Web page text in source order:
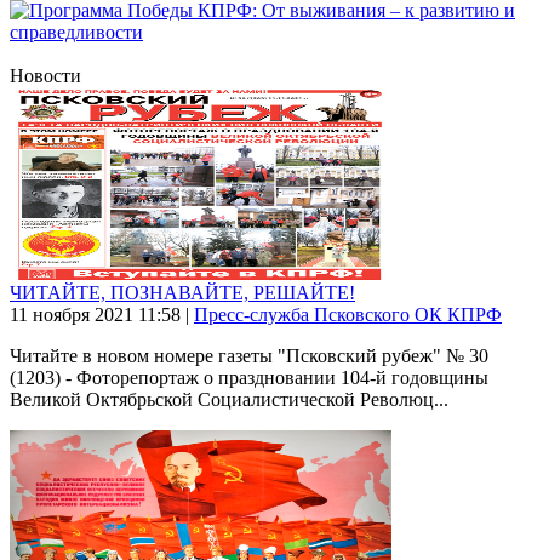
Новости
ЧИТАЙТЕ, ПОЗНАВАЙТЕ, РЕШАЙТЕ!
11 ноября 2021 11:58 | Пресс-служба Псковского ОК КПРФ
Читайте в новом номере газеты "Псковский рубеж" № 30
(1203) - Фоторепортаж о праздновании 104-й годовщины
Великой Октябрьской Социалистической Революц...